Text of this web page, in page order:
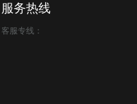
服务热线
客服专线：